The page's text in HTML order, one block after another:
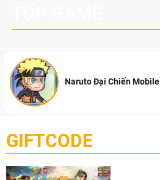
Naruto Đại Chiến Mobile
GIFTCODE